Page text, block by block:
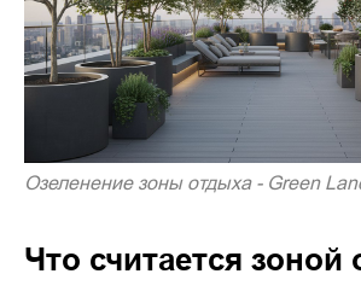
Озеленение зоны отдыха - Green
Что считается зоной